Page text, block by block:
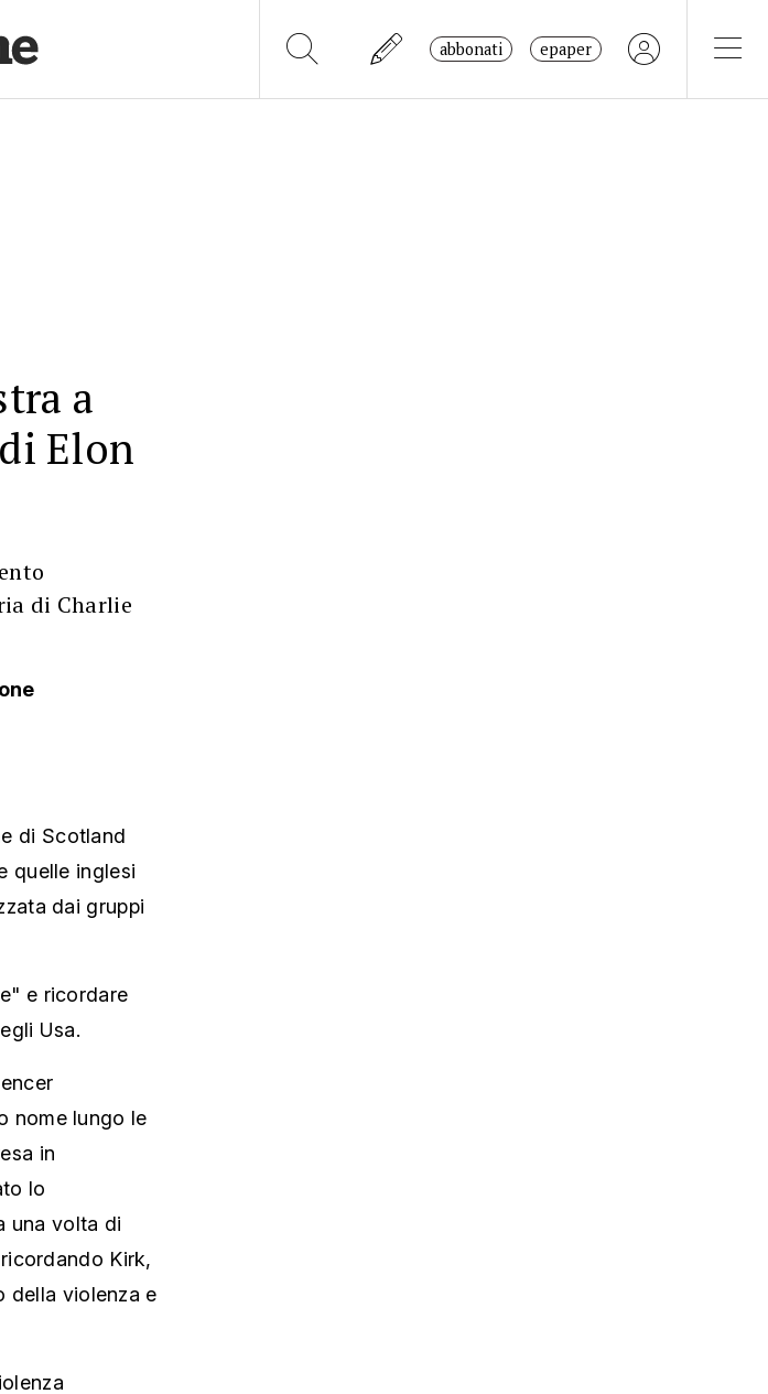
abbonati epaper
a
Elon
di Charlie
di Scotland
quelle inglesi
dai gruppi
e ricordare
Usa.
nome lungo le
in
lo
una volta di
Kirk,
della violenza e